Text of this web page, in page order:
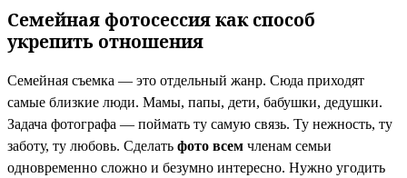
Семейная фотосессия как способ
укрепить отношения
Семейная съемка — это отдельный жанр. Сюда приходят
самые близкие люди. Мамы, папы, дети, бабушки, дедушки.
Задача фотографа — поймать ту самую связь. Ту нежность, ту
заботу, ту любовь. Сделать фото всем членам семьи
одновременно сложно и безумно интересно. Нужно угодить